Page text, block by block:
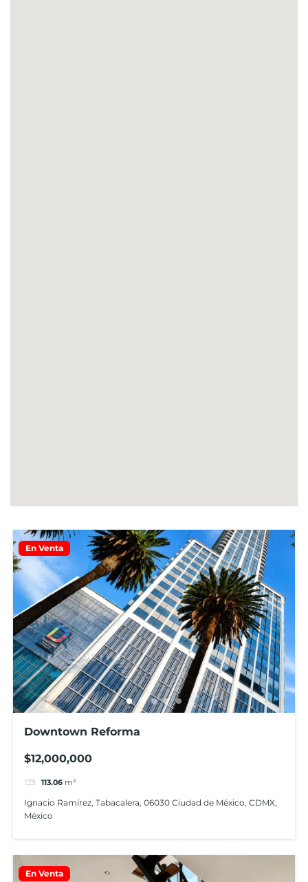
En Venta
Downtown Reforma
$12,000,000
113.06 m²
Ignacio Ramírez, Tabacalera, 06030 Ciudad de México, CDMX,
México
En Venta